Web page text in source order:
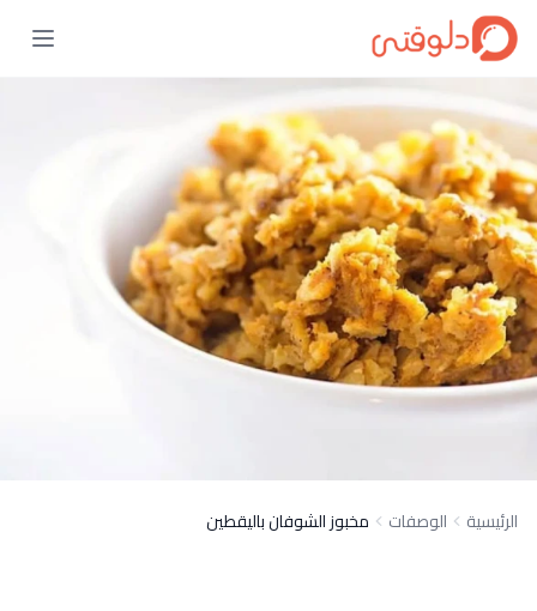
الرئيسية الوصفات مخبوز الشوفان باليقطين